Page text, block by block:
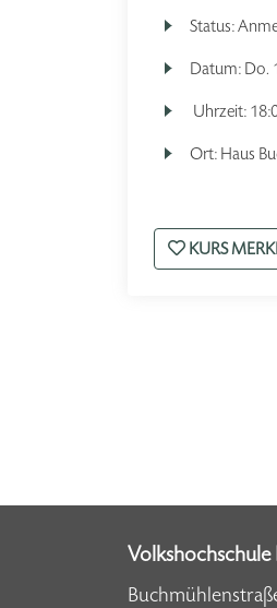
Status:
Datum: Do.
Uhrzeit:
Ort: Haus
KURS
Volkshochschule